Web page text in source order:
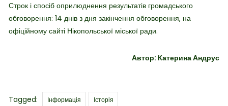
Строк і спосіб оприлюднення результатів громадського
обговорення: 14 днів з дня закінчення обговорення, на
офіційному сайті Нікопольської міської ради.
Автор: Катерина Андрус
Tagged: Tags
Інформація Історія